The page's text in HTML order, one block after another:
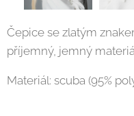
Čepice se zlatým
příjemný, jemný
Materiál: scuba (95%